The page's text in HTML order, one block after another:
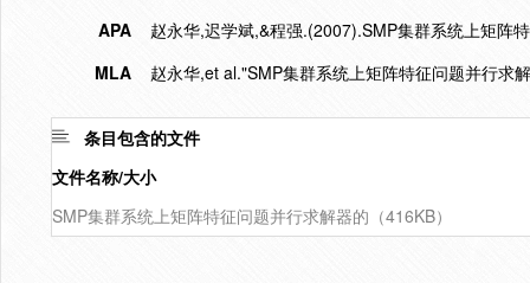
APA
赵永华,迟学斌,&程强.(2007).SMP集群系统上矩阵
MLA
赵永华,et al."SMP集群系统上矩阵特征问题并行求
条目包含的文件
文件名称/大小
SMP集群系统上矩阵特征问题并行求解器的（416KB）